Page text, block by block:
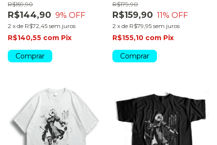
R$144,90
R$159,90
9% OFF
2 x de R$72,45 sem juros
R$140,55 com Pix
Comprar
R$159,90
R$179,90
11% OFF
2 x de R$79,95 sem juros
R$155,10 com Pix
Comprar